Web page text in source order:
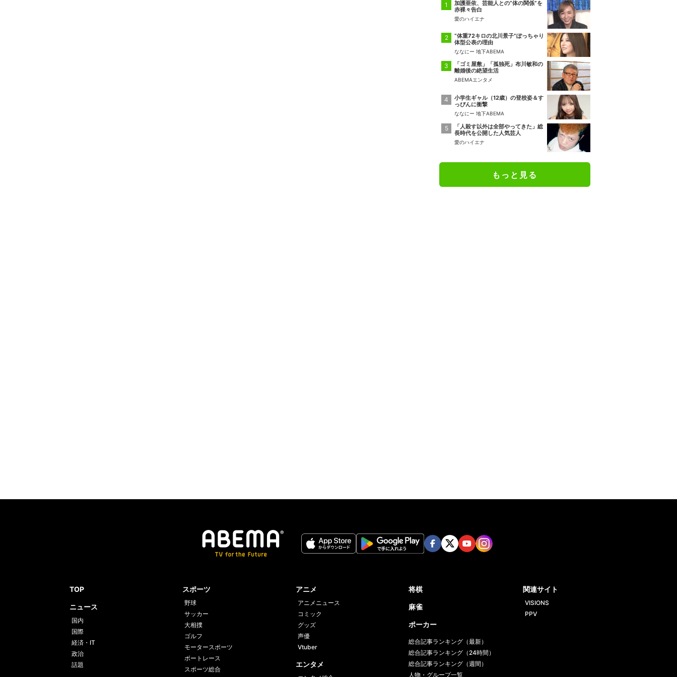
加護亜依、芸能人との“体の関係”を
赤裸々告白
愛のハイエナ
“体重72キロの北川景子”ぽっちゃり
体型公表の理由
ななにー 地下ABEMA
「ゴミ屋敷」「孤独死」布川敏和の
離婚後の絶望生活
ABEMAエンタメ
小学生ギャル（12歳）の登校姿＆す
っぴんに衝撃
ななにー 地下ABEMA
「人殺す以外は全部やってきた」総
長時代を公開した人気芸人
愛のハイエナ
もっと見る
TOP
ニュース
国内
国際
経済・IT
政治
話題
スポーツ
野球
サッカー
大相撲
ゴルフ
モータースポーツ
ボートレース
スポーツ総合
アニメ
アニメニュース
コミック
グッズ
声優
Vtuber
エンタメ
将棋
麻雀
ポーカー
総合記事ランキング（最新）
総合記事ランキング（24時間）
総合記事ランキング（週間）
人物・グループ一覧
関連サイト
VISIONS
PPV